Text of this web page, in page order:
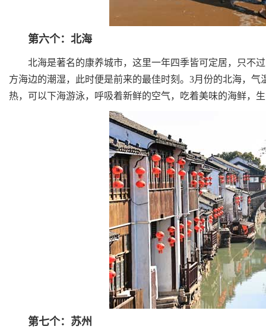
第六个：北海
北海是著名的康养城市，这里一年四季皆可定居，只不过
方海边的潮湿，此时便是前来的最佳时刻。3月份的北海，
热，可以下海游泳，呼吸着新鲜的空气，吃着美味的海鲜，
第七个：苏州